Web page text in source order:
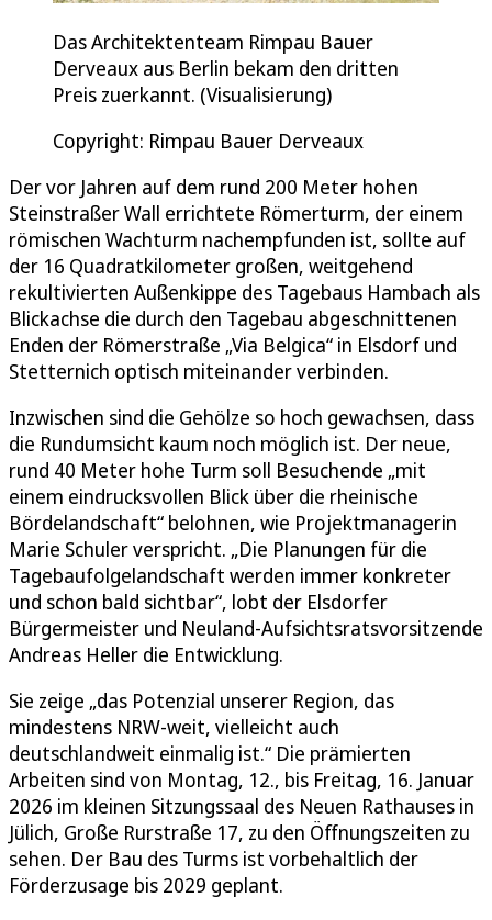
Das Architektenteam Rimpau Bauer
Derveaux aus Berlin bekam den dritten
Preis zuerkannt. (Visualisierung)
Copyright: Rimpau Bauer Derveaux
Der vor Jahren auf dem rund 200 Meter hohen
Steinstraßer Wall errichtete Römerturm, der einem
römischen Wachturm nachempfunden ist, sollte auf
der 16 Quadratkilometer großen, weitgehend
rekultivierten Außenkippe des Tagebaus Hambach als
Blickachse die durch den Tagebau abgeschnittenen
Enden der Römerstraße „Via Belgica“ in Elsdorf und
Stetternich optisch miteinander verbinden.
Inzwischen sind die Gehölze so hoch gewachsen, dass
die Rundumsicht kaum noch möglich ist. Der neue,
rund 40 Meter hohe Turm soll Besuchende „mit
einem eindrucksvollen Blick über die rheinische
Bördelandschaft“ belohnen, wie Projektmanagerin
Marie Schuler verspricht. „Die Planungen für die
Tagebaufolgelandschaft werden immer konkreter
und schon bald sichtbar“, lobt der Elsdorfer
Bürgermeister und Neuland-Aufsichtsratsvorsitzende
Andreas Heller die Entwicklung.
Sie zeige „das Potenzial unserer Region, das
mindestens NRW-weit, vielleicht auch
deutschlandweit einmalig ist.“ Die prämierten
Arbeiten sind von Montag, 12., bis Freitag, 16. Januar
2026 im kleinen Sitzungssaal des Neuen Rathauses in
Jülich, Große Rurstraße 17, zu den Öffnungszeiten zu
sehen. Der Bau des Turms ist vorbehaltlich der
Förderzusage bis 2029 geplant.